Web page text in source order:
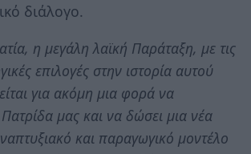
διάλογο.
η μεγάλη λαϊκή Παράταξη, με τις
επιλογές στην ιστορία αυτού
για ακόμη μια φορά να
μας και να δώσει μια νέα
και παραγωγικό μοντέλο